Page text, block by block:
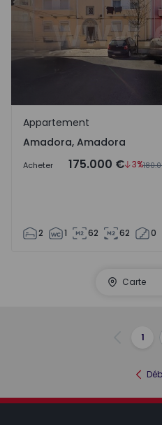
Amadora, Amadora
Appartement
Amadora, Amadora
Acheter 175.000 € 3%
2 1 62 62 0
Carte
1